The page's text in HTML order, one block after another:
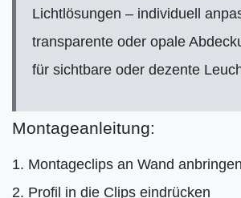
Lichtlösungen – individuell
transparente oder opale
für sichtbare oder dezente
Montageanleitung:
Montageclips an Wand anbringen
Profil in die Clips eindrücken